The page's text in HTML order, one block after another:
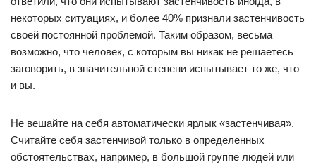
некоторых ситуациях, и более 40% признали застенчивость
своей постоянной проблемой. Таким образом, весьма
возможно, что человек, с которым вы никак не решаетесь
заговорить, в значительной степени испытывает то же, что
и вы.
Не вешайте на себя автоматически ярлык «застенчивая».
Считайте себя застенчивой только в определенных
обстоятельствах, например, в большой группе людей или